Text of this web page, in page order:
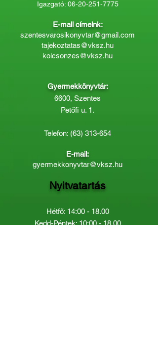
Igazgató: 06-20-251-7775
E-mail címeink:
szentesvarosikonyvtar@gmail.com
tajekoztatas@vksz.hu
kolcsonzes@vksz.hu
Gyermekkönyvtár:
6600, Szentes
Petőfi u. 1.
Telefon: (63) 313-654
E-mail:
gyermekkonyvtar@vksz.hu
Nyitvatartás
Hétfő: 14:00 - 18.00
Kedd-Péntek: 10:00 - 18.00